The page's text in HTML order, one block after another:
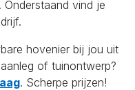
Onderstaand vind je
hovenier bij jou uit
of tuinontwerp?
. Scherpe prijzen!